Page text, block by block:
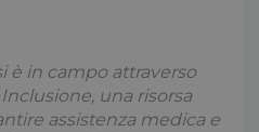
è in campo attraverso
una risorsa
assistenza medica e